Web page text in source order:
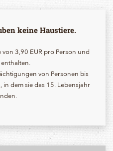
keine Haustiere.
3,90 EUR pro Person und
von Personen bis
dem sie das 15. Lebensjahr